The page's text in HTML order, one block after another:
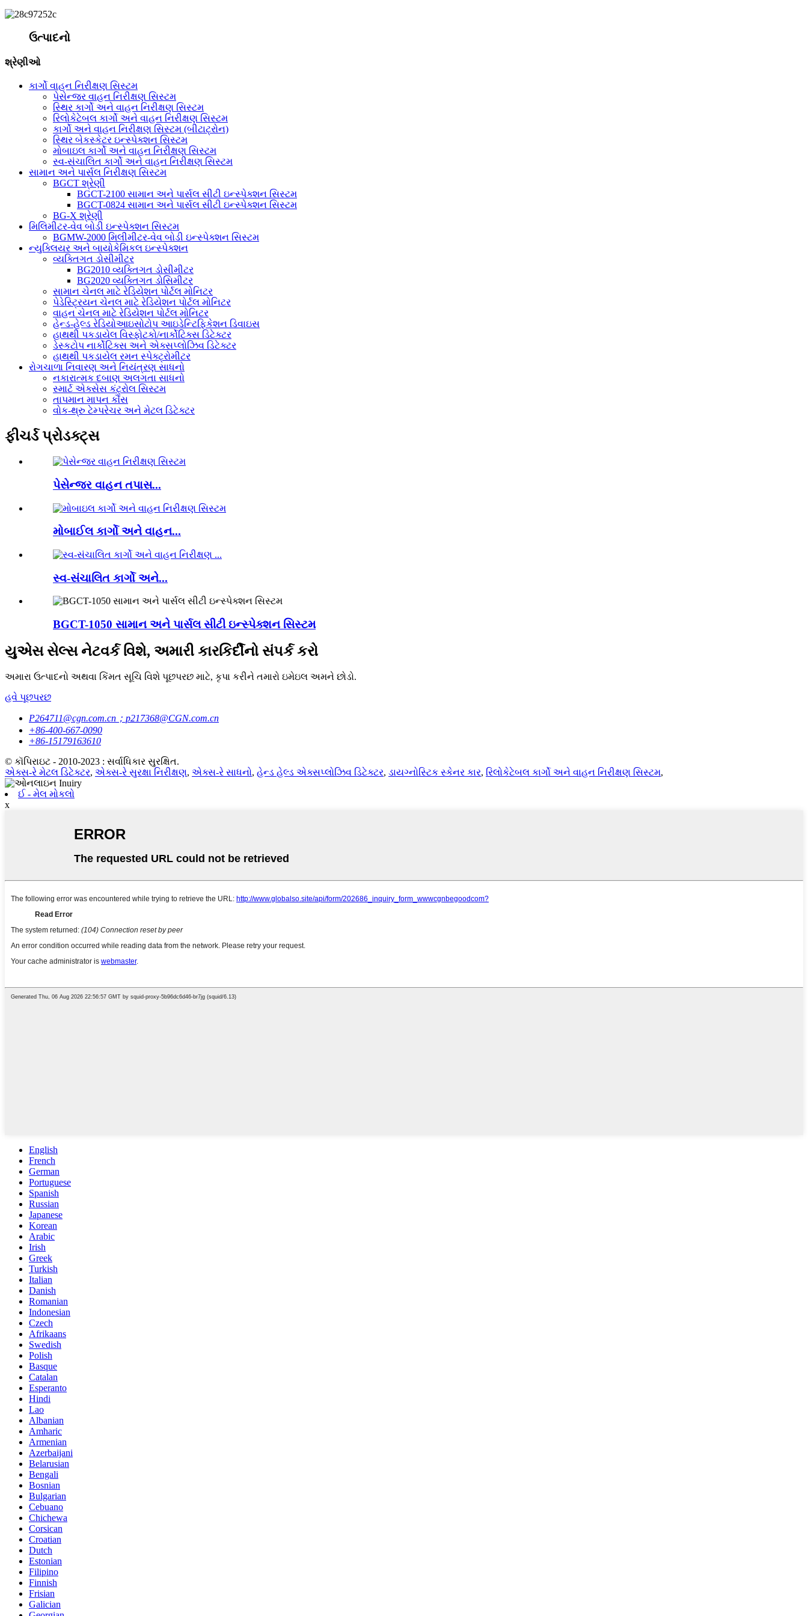
ઉત્પાદનો
શ્રેણીઓ
કાર્ગો વાહન નિરીક્ષણ સિસ્ટમ
પેસેન્જર વાહન નિરીક્ષણ સિસ્ટમ
સ્થિર કાર્ગો અને વાહન નિરીક્ષણ સિસ્ટમ
રિલોકેટેબલ કાર્ગો અને વાહન નિરીક્ષણ સિસ્ટમ
કાર્ગો અને વાહન નિરીક્ષણ સિસ્ટમ (બીટાટ્રોન)
સ્થિર બેકસ્કેટર ઇન્સ્પેક્શન સિસ્ટમ
મોબાઇલ કાર્ગો અને વાહન નિરીક્ષણ સિસ્ટમ
સ્વ-સંચાલિત કાર્ગો અને વાહન નિરીક્ષણ સિસ્ટમ
સામાન અને પાર્સલ નિરીક્ષણ સિસ્ટમ
BGCT શ્રેણી
BGCT-2100 સામાન અને પાર્સલ સીટી ઇન્સ્પેક્શન સિસ્ટમ
BGCT-0824 સામાન અને પાર્સલ સીટી ઇન્સ્પેક્શન સિસ્ટમ
BG-X શ્રેણી
મિલિમીટર-વેવ બોડી ઇન્સ્પેક્શન સિસ્ટમ
BGMW-2000 મિલીમીટર-વેવ બોડી ઇન્સ્પેક્શન સિસ્ટમ
ન્યુક્લિયર અને બાયોકેમિકલ ઇન્સ્પેક્શન
વ્યક્તિગત ડોસીમીટર
BG2010 વ્યક્તિગત ડોસીમીટર
BG2020 વ્યક્તિગત ડોસિમીટર
સામાન ચેનલ માટે રેડિયેશન પોર્ટલ મોનિટર
પેડેસ્ટ્રિયન ચેનલ માટે રેડિયેશન પોર્ટલ મોનિટર
વાહન ચેનલ માટે રેડિયેશન પોર્ટલ મોનિટર
હેન્ડ-હેલ્ડ રેડિયોઆઇસોટોપ આઇડેન્ટિફિકેશન ડિવાઇસ
હાથથી પકડાયેલ વિસ્ફોટકો/નાર્કોટિક્સ ડિટેક્ટર
ડેસ્કટોપ નાર્કોટિક્સ અને એક્સપ્લોઝિવ ડિટેક્ટર
હાથથી પકડાયેલ રમન સ્પેક્ટ્રોમીટર
રોગચાળા નિવારણ અને નિયંત્રણ સાધનો
નકારાત્મક દબાણ અલગતા સાધનો
સ્માર્ટ એક્સેસ કંટ્રોલ સિસ્ટમ
તાપમાન માપન કૌંસ
વોક-થ્રુ ટેમ્પરેચર અને મેટલ ડિટેક્ટર
ફીચર્ડ પ્રોડક્ટ્સ
પેસેન્જર વાહન તપાસ...
મોબાઈલ કાર્ગો અને વાહન...
સ્વ-સંચાલિત કાર્ગો અને...
BGCT-1050 સામાન અને પાર્સલ સીટી ઇન્સ્પેક્શન સિસ્ટમ
યુએસ સેલ્સ નેટવર્ક વિશે, અમારી કારકિર્દીનો સંપર્ક કરો
અમારા ઉત્પાદનો અથવા કિંમત સૂચિ વિશે પૂછપરછ માટે, કૃપા કરીને તમારો ઇમેઇલ અમને છોડો.
હવે પૂછપરછ
P264711@cgn.com.cn；p217368@CGN.com.cn
+86-400-667-0090
+86-15179163610
© કૉપિરાઇટ - 2010-2023 : સર્વાધિકાર સુરક્ષિત.
એક્સ-રે મેટલ ડિટેક્ટર, એક્સ-રે સુરક્ષા નિરીક્ષણ, એક્સ-રે સાધનો, હેન્ડ હેલ્ડ એક્સપ્લોઝિવ ડિટેક્ટર, ડાયગ્નોસ્ટિક સ્કેનર કાર, રિલોકેટેબલ કાર્ગો અને વાહન નિરીક્ષણ સિસ્ટમ,
ઈ - મેલ મોકલો
x
English
French
German
Portuguese
Spanish
Russian
Japanese
Korean
Arabic
Irish
Greek
Turkish
Italian
Danish
Romanian
Indonesian
Czech
Afrikaans
Swedish
Polish
Basque
Catalan
Esperanto
Hindi
Lao
Albanian
Amharic
Armenian
Azerbaijani
Belarusian
Bengali
Bosnian
Bulgarian
Cebuano
Chichewa
Corsican
Croatian
Dutch
Estonian
Filipino
Finnish
Frisian
Galician